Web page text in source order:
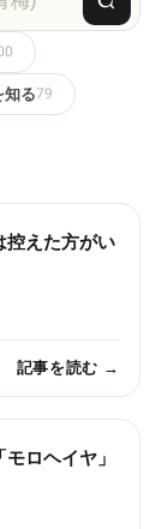
知る79
控えた方がい
記事を読む →
ロヘイヤ」